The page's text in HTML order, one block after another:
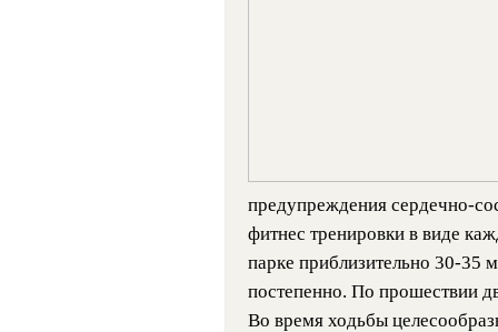
предупреждения сердечно-
фитнес тренировки в виде
парке приблизительно 30-35
постепенно. По прошествии
Во время ходьбы